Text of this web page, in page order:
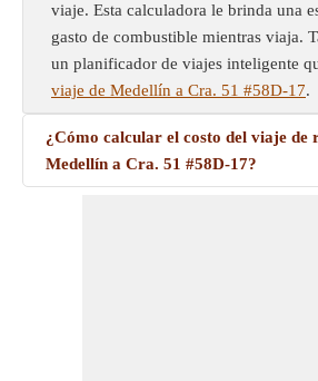
viaje. Esta calculadora le brinda una
gasto de combustible mientras viaja.
un planificador de viajes inteligente
viaje de Medellín a Cra. 51 #58D-17.
¿Cómo calcular el costo del viaje de
Medellín a Cra. 51 #58D-17?